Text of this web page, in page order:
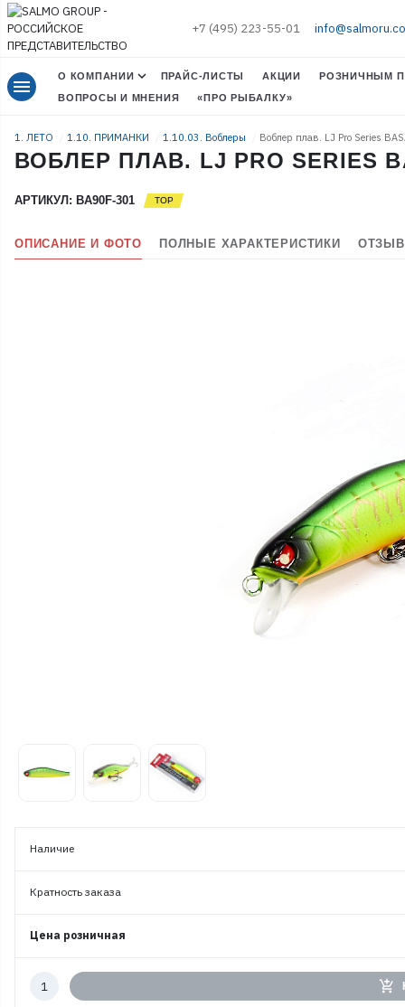
+7 (495) 223-55-01
menu О КОМПАНИИ ПРАЙС-ЛИСТЫ АКЦИИ
РОЗНИЧНЫМ
ВОПРОСЫ И МНЕНИЯ
«ПРО РЫБАЛКУ»
1. ЛЕТО 1.10. ПРИМАНКИ 1.10.03. Воблеры Воблер плав. LJ Pro Series
ВОБЛЕР ПЛАВ. LJ PRO SERIES
АРТИКУЛ: BA90F-301
ОПИСАНИЕ И ФОТО ПОЛНЫЕ ХАРАКТЕРИСТИКИ
Наличие
Кратность заказа
Цена розничная
Количество
add_shopping_cart